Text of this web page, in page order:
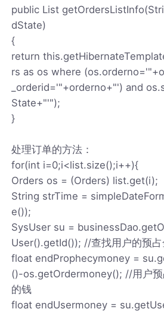
public List
dState)
{
return
rs as os where
_orderid='"+orderno+"') and
State+"'");
}
处理订单的方法：
for(int i=0;i<list.size();i++){
Orders os = (Orders) list.get(i);
String strTime =
e());
SysUser su =
User().getId()); //查找用户的预占
float endProphecymoney =
()-os.getOrdermoney(); //用户预
的钱
float endUsermoney =